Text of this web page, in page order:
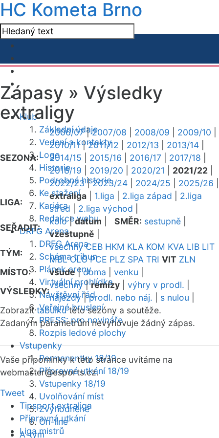
HC Kometa Brno
Klub
Základní údaje
Vedení a kontakty
Logo
Historie
Podrobná historie
Ke stažení
Kariéra
Redakce webu
DRFG Arena
DRFG Arena
Schéma tribun
Plánek areny
Virtuální prohlídka
Návštěvní řád
Veřejné bruslení
PRESS: pro novináře
Rozpis ledové plochy
Vstupenky
Permanentky 18/19
Přípravná utkání 18/19
Vstupenky 18/19
Uvolňování míst
Zvýhodněné
On-line
A-tým
Zápasy » Výsledky
extraligy
SEZONA:
2006/07|2007/08 2008/09 2009/10
2010/11|2011/12 2012/13 2013/14
2014/15
2015/16 2016/17 2017/18
2018/19
2019/20 2020/21 2021/22
2022/23|2023/24 2024/25 2025/26
LIGA:
extraliga 1.liga 2.liga západ
2.liga
střed
2.liga východ
SEŘADIT:
kolo|datum SMĚR: sestupně
vzestupně
TÝM:
všechny CEB HKM KLA KOM KVA LIB LIT
MBL OLO PCE PLZ SPA TRI VIT ZLN
MÍSTO:
všude|doma venku
VÝSLEDKY:
všechny|remízy výhry v prodl.
nájezdy|prodl. nebo náj. s nulou
Zobrazittabulkutéto sezóny a soutěže.
Zadaným parametrům nevyhovuje žádný zápas.
Vaše připomínky k této stránce uvítáme na
webmaster@esports.cz.
Tweet
Tipsport extraliga
Přípravná utkání
Liga mistrů